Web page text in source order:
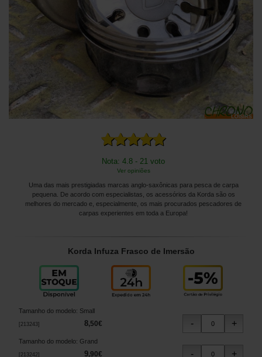
Nota: 4.8 - 21 voto
Ver opiniões
Uma das mais prestigiadas marcas anglo-saxônicas para pesca de carpa
pequena. De acordo com especialistas, os acessórios da Korda são os
melhores do mercado e, especialmente, os mais procurados pescadores de
carpas experientes em toda a Europa!
Korda Infuza Frasco de Imersão
Tamanho do modelo: Small
213243 ] 8,50€
Tamanho do modelo: Grand
213242] 9,90€